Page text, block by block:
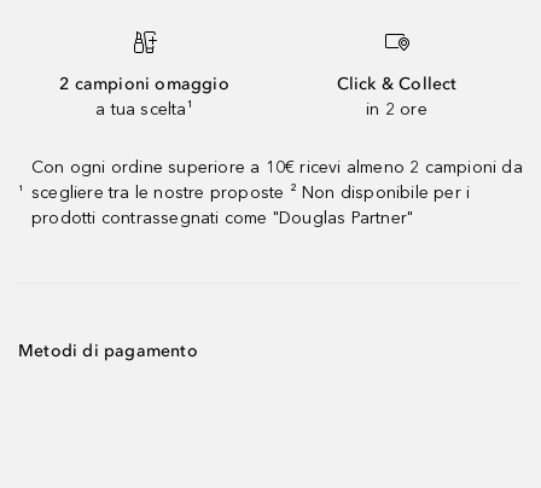
2 campioni omaggio
a tua scelta¹
Click & Collect
in 2 ore
¹
Con ogni ordine superiore a 10€ ricevi almeno 2 campioni da
scegliere tra le nostre proposte ² Non disponibile per i
prodotti contrassegnati come "Douglas Partner"
Metodi di pagamento